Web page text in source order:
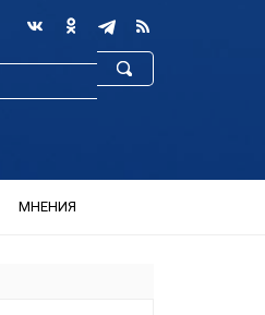
МНЕНИЯ